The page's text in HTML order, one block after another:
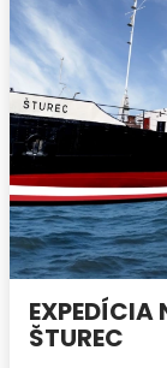
EXPEDÍCIA
ŠTUREC